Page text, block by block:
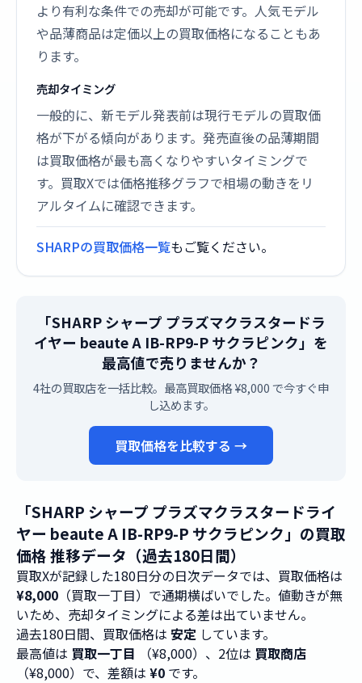
より有利な条件での売却が可能です。人気モデル
や品薄商品は定価以上の買取価格になることもあ
ります。
売却タイミング
一般的に、新モデル発表前は現行モデルの買取価
格が下がる傾向があります。発売直後の品薄期間
は買取価格が最も高くなりやすいタイミングで
す。買取Xでは価格推移グラフで相場の動きをリ
アルタイムに確認できます。
SHARPの買取価格一覧もご覧ください。
「SHARP シャープ プラズマクラスタードラ
イヤー beaute A IB-RP9-P サクラピンク」を
最高値で売りませんか？
4社の買取店を一括比較。最高買取価格 ¥8,000 で今すぐ申
し込めます。
買取価格を比較する →
「SHARP シャープ プラズマクラスタードライ
ヤー beaute A IB-RP9-P サクラピンク」の買取
価格 推移データ（過去180日間）
買取Xが記録した180日分の日次データでは、買取価格は
¥8,000 （買取一丁目）で通期横ばいでした。値動きが無
いため、売却タイミングによる差は出ていません。
過去180日間、買取価格は 安定 しています。
最高値は 買取一丁目 （¥8,000）、2位は 買取商店
（¥8,000）で、差額は ¥0 です。